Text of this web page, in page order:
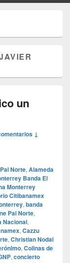
un
↓
Norte, Alameda
Banda El
Monterrey
Citibanamex
, banda
Pal Norte,
Nacional,
, Cazzu
, Christian Nodal
, Colinas de
, concierto